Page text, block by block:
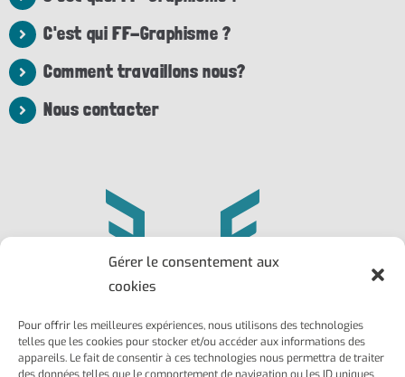
Gérer le consentement aux
cookies
Pour offrir les meilleures expériences, nous utilisons des technologies
telles que les cookies pour stocker et/ou accéder aux informations des
appareils. Le fait de consentir à ces technologies nous permettra de traiter
C'est qui FF-Graphisme ?
Comment travaillons nous?
Nous contacter
Philippe
Larroque
Frédéric
Ailhaud